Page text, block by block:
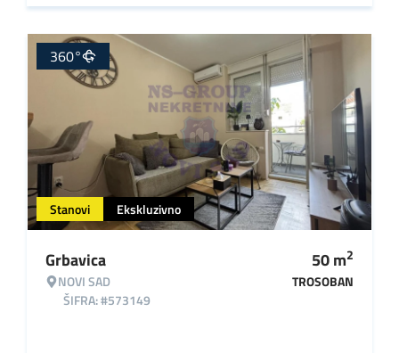
Stanovi Ekskluzivno
360°
Grbavica
NOVI SAD
ŠIFRA: #573149
50m2
TROSOBAN